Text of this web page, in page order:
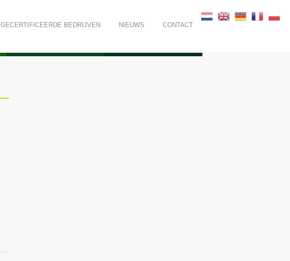
GECERTIFICEERDE BEDRIJVEN NIEUWS CONTACT